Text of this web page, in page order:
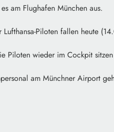
am Flughafen München aus.
Lufthansa-Piloten fallen heute
Piloten wieder im Cockpit
am Münchner Airport